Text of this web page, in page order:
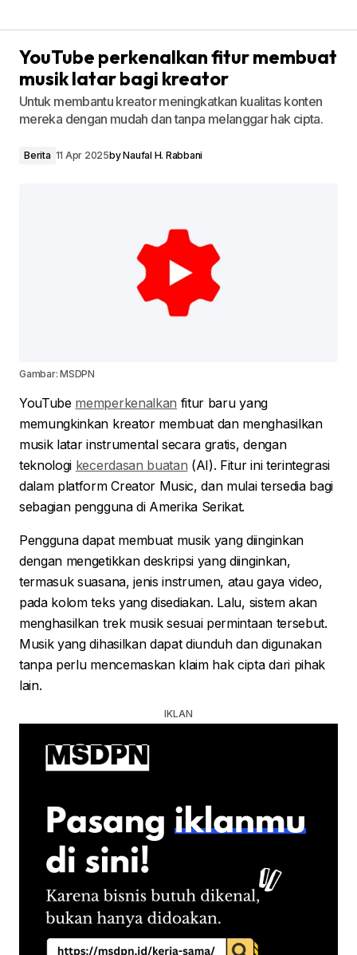
YouTube perkenalkan fitur membuat
musik latar bagi kreator
Untuk membantu kreator meningkatkan kualitas konten
mereka dengan mudah dan tanpa melanggar hak cipta.
Berita 11 Apr 2025byNaufal H. Rabbani
Gambar: MSDPN
YouTube memperkenalkan fitur baru yang
memungkinkan kreator membuat dan menghasilkan
musik latar instrumental secara gratis, dengan
teknologi kecerdasan buatan (AI). Fitur ini terintegrasi
dalam platform Creator Music, dan mulai tersedia bagi
sebagian pengguna di Amerika Serikat.
Pengguna dapat membuat musik yang diinginkan
dengan mengetikkan deskripsi yang diinginkan,
termasuk suasana, jenis instrumen, atau gaya video,
pada kolom teks yang disediakan. Lalu, sistem akan
menghasilkan trek musik sesuai permintaan tersebut.
Musik yang dihasilkan dapat diunduh dan digunakan
tanpa perlu mencemaskan klaim hak cipta dari pihak
lain.